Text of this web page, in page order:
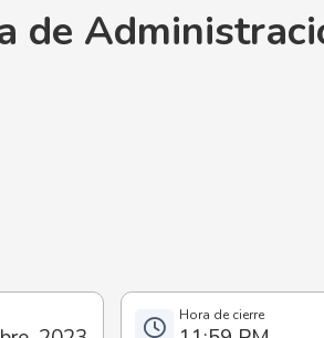
de